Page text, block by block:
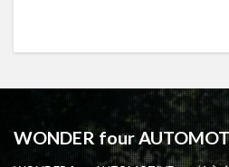
WONDER four